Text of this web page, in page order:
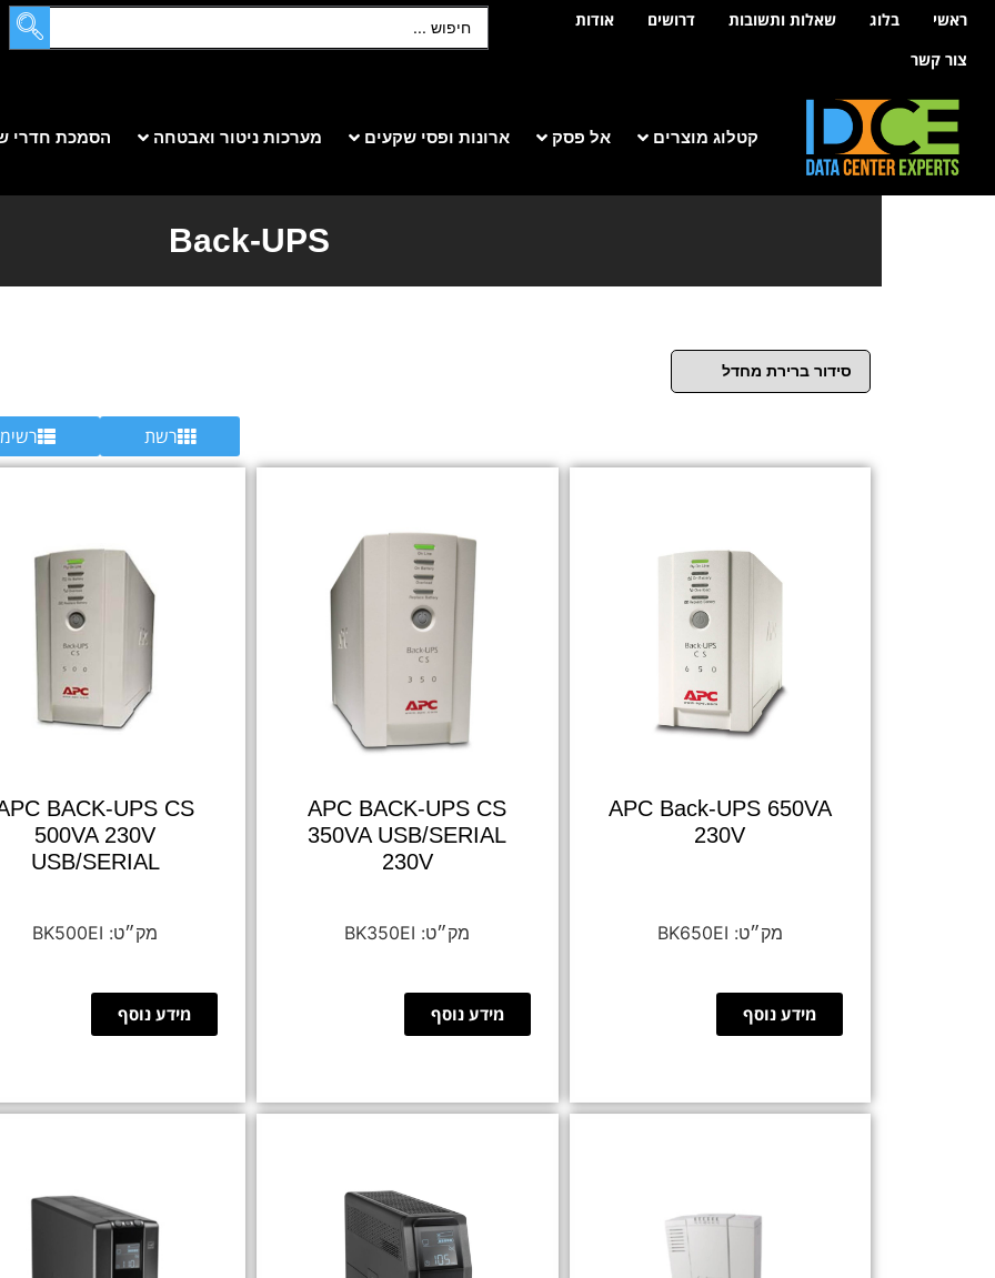
לתוכןראשי בלוג שאלות ותשובות דרושים
אודות
צור קשר
קטלוג מוצרים אל פסק ארונות ופסי שקעים מערכות ניטור ואבטחה הסמכת חדרי
Back-UPS
רשת
APC Back-UPS 650VA
230V
BK650EI
מידע נוסף
APC BACK-UPS CS
350VA USB/SERIAL
230V
BK350EI
מידע נוסף
BACK-UPS CS
500VA 230V
USB/SERIAL
BK500EI
מידע נוסף